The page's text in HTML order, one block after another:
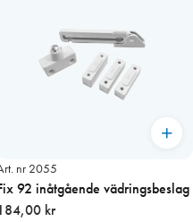
nr 2055
92 inåtgående vädringsbeslag
kr